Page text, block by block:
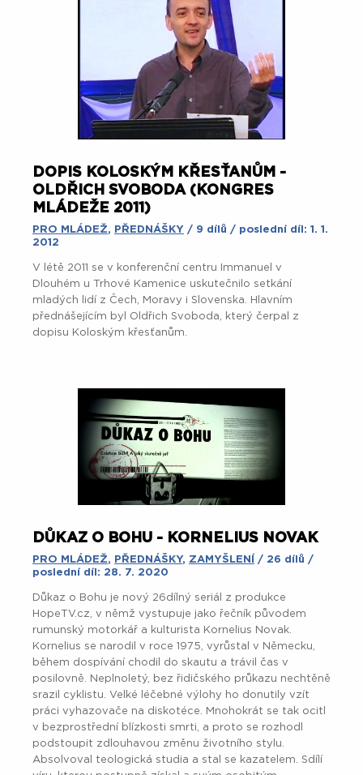
DOPIS KOLOSKÝM KŘESŤANŮM -
OLDŘICH SVOBODA (KONGRES
MLÁDEŽE 2011)
PRO MLÁDEŽ, PŘEDNÁŠKY / 9 dílů / poslední díl: 1. 1.
2012
V létě 2011 se v konferenční centru Immanuel v
Dlouhém u Trhové Kamenice uskutečnilo setkání
mladých lidí z Čech, Moravy i Slovenska. Hlavním
přednášejícím byl Oldřich Svoboda, který čerpal z
dopisu Koloským křesťanům.
DŮKAZ O BOHU - KORNELIUS NOVAK
PRO MLÁDEŽ, PŘEDNÁŠKY, ZAMYŠLENÍ
/ 26 dílů /
poslední díl: 28. 7. 2020
Důkaz o Bohu je nový 26dílný seriál z produkce
HopeTV.cz, v němž vystupuje jako řečník původem
rumunský motorkář a kulturista Kornelius Novak.
Kornelius se narodil v roce 1975, vyrůstal v Německu,
během dospívání chodil do skautu a trávil čas v
posilovně. Neplnoletý, bez řidičského průkazu nechtěně
srazil cyklistu. Velké léčebné výlohy ho donutily vzít
práci vyhazovače na diskotéce. Mnohokrát se tak ocitl
v bezprostřední blízkosti smrti, a proto se rozhodl
podstoupit zdlouhavou změnu životního stylu.
Absolvoval teologická studia a stal se kazatelem. Sdílí